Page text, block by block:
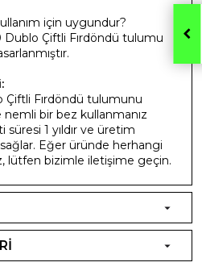
için uygundur?
Dublo Çiftli Fırdöndü tulumu
Çiftli Fırdöndü tulumunu
bir bez kullanmanız
1 yıldır ve üretim
Eğer üründe herhangi
lütfen bizimle iletişime geçin.